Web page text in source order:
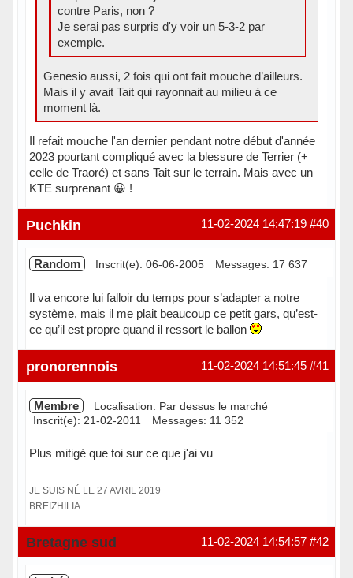
contre Paris, non ?
Je serai pas surpris d'y voir un 5-3-2 par
exemple.
Genesio aussi, 2 fois qui ont fait mouche d’ailleurs.
Mais il y avait Tait qui rayonnait au milieu à ce
moment là.
Il refait mouche l'an dernier pendant notre début d'année
2023 pourtant compliqué avec la blessure de Terrier (+
celle de Traoré) et sans Tait sur le terrain. Mais avec un
KTE surprenant 😀 !
Hors ligne #40
11-02-2024 14:47:19
Puchkin
Random Inscrit(e): 06-06-2005 Messages: 17 637
Il va encore lui falloir du temps pour s’adapter a notre
système, mais il me plait beaucoup ce petit gars, qu’est-
ce qu’il est propre quand il ressort le ballon
Hors ligne #41
11-02-2024 14:51:45
pronorennois
Membre
Localisation: Par dessus le marché
Inscrit(e): 21-02-2011
Messages: 11 352
Plus mitigé que toi sur ce que j'ai vu
JE SUIS NÉ LE 27 AVRIL 2019
BREIZHILIA
Hors ligne #42
11-02-2024 14:54:57
Bretagne sud